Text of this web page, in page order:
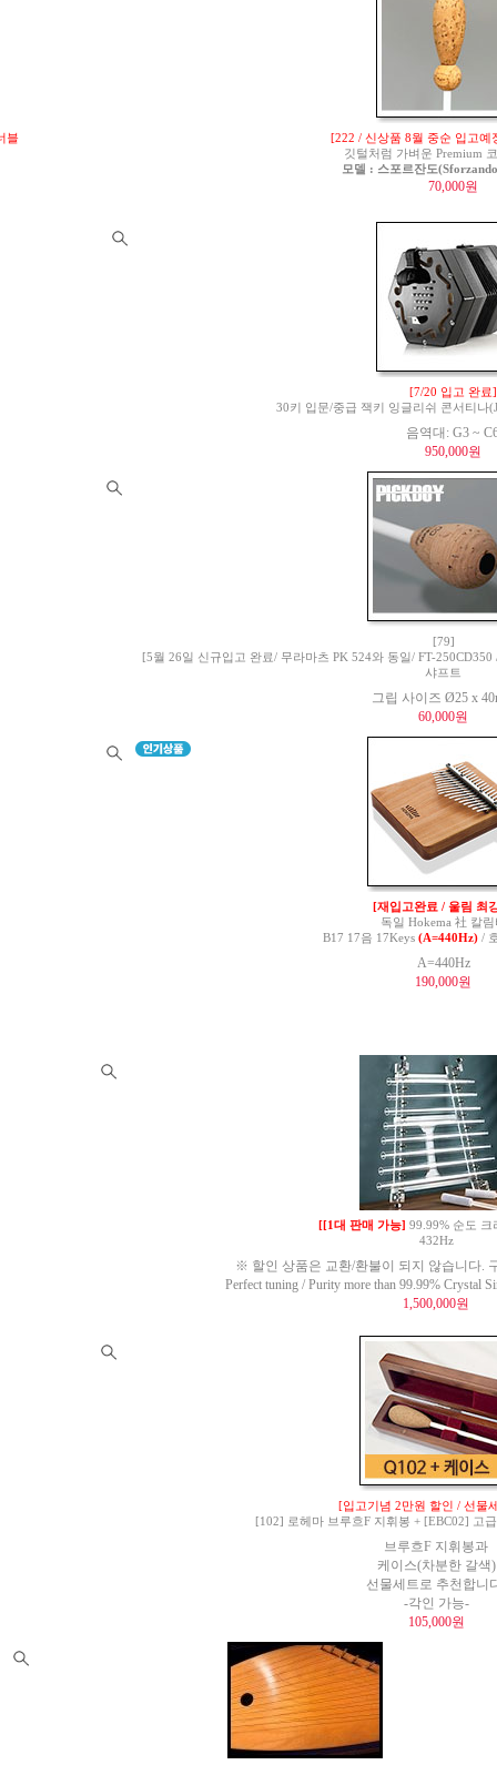
블
[222 / 신상품 8월 중순 입고예
깃털처럼 가벼운 Premium
모델 : 스포르잔도
70,000원
[7/20 입고 완료]
30키 입문/중급 잭키 잉글리쉬 콘서티나
음역대: G3 ~
950,000원
[79]
[5월 26일 신규입고 완료/ 무라마츠 PK 524와 동일/ FT-
샤프트
그립 사이즈 Ø25 x
60,000원
[재입고완료 / 울림 최
독일 Hokema 社 칼림
B17 17음 17Keys (A=440Hz)/
A=440Hz
190,000원
[[1대 판매 가능] 99.99% 순도 크
432Hz
※ 할인 상품은 교환/환불이 되지 않습니다.
Perfect tuning / Purity more than 99.99% Crystal
1,500,000원
[입고기념 2만원 할인 / 선물
[102] 로헤마 브루흐F 지휘봉 + [EBC02] 고
브루흐F 지휘봉과
케이스(차분한 갈색)
선물세트로 추천합니
-각인 가능-
105,000원